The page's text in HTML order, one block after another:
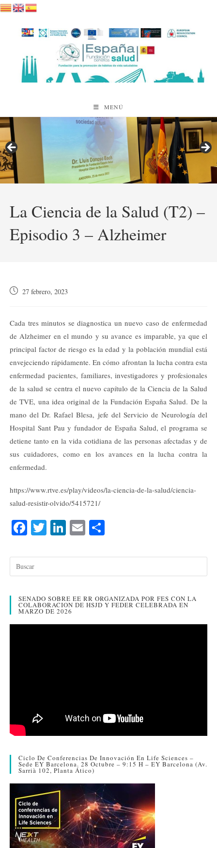
Saltar
contenido
MENÚ
La Ciencia de la Salud (T2) –
Episodio 3 – Alzheimer
Publicación
entrada:
27 febrero, 2023
Cada tres minutos se diagnostica un nuevo caso de enfermedad
de Alzheimer en el mundo y su avance es imparable, ya que el
principal factor de riesgo es la edad y la población mundial está
envejeciendo rápidamente. En cómo afrontan la lucha contra esta
enfermedad pacientes, familiares, investigadores y profesionales
de la salud se centra el nuevo capítulo de la Ciencia de la Salud
de TVE, una idea original de la Fundación España Salud. De la
mano del Dr. Rafael Blesa, jefe del Servicio de Neurología del
Hospital Sant Pau y fundador de España Salud, el programa se
detiene tanto en la vida cotidiana de las personas afectadas y de
sus cuidadores, como en los avances en la lucha contra la
enfermedad.
https://www.rtve.es/play/videos/la-ciencia-de-la-salud/ciencia-
salud-resistir-olvido/5415721/
Fa
bo
ok
T
tte
r
Li
ed
In
E
ailm
pa
r
SENADO SOBRE EE RR ORGANIZADA POR FES CON LA
COLABORACION DE HSJD Y FEDER CELEBRADA EN
MARZO DE 2026
Ciclo De Conferencias De Innovación En Life Sciences –
Sede EY Barcelona. 28 Octubre – 9:15 H – EY Barcelona (Av.
Sarrià 102, Planta Ático)